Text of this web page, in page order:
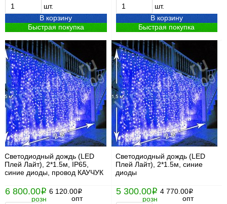
шт.
В корзину
Быстрая покупка
шт.
В корзину
Быстрая покупка
Светодиодный дождь (LED
Плей Лайт), 2*1.5м, IP65,
синие диоды, провод КАУЧУК
6 800.00i
розн
6 120.00i
опт
Светодиодный дождь (LED
Плей Лайт), 2*1.5м, синие
диоды
5 300.00i
розн
4 770.00i
опт